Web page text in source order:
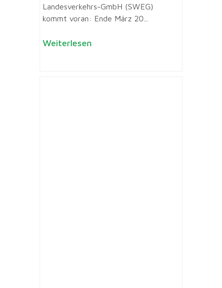
Landesverkehrs-GmbH (SWEG)
kommt voran: Ende März 20...
Weiterlesen